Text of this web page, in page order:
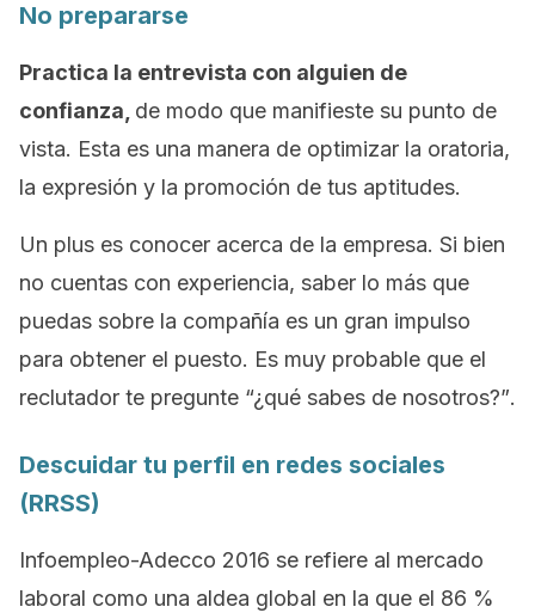
No prepararse
Practica la entrevista con alguien de
confianza, de modo que manifieste su punto de
vista. Esta es una manera de optimizar la oratoria,
la expresión y la promoción de tus aptitudes.
Un plus es conocer acerca de la empresa. Si bien
no cuentas con experiencia, saber lo más que
puedas sobre la compañía es un gran impulso
para obtener el puesto. Es muy probable que el
reclutador te pregunte “¿qué sabes de nosotros?”.
Descuidar tu perfil en redes sociales
(RRSS)
Infoempleo-Adecco 2016 se refiere al mercado
laboral como una aldea global en la que el 86 %